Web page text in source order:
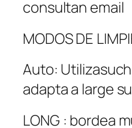
consultan email
MODOS DE
Auto:
adapta a large
LONG : bordea